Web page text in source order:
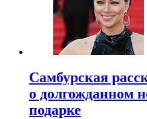
Самбурская
о долгожданном
подарке